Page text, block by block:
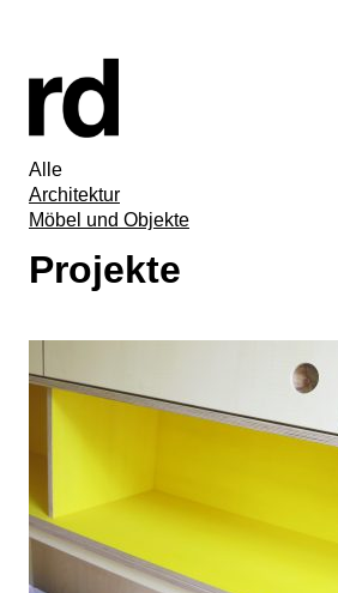
Alle
Architektur
Möbel und Objekte
Projekte